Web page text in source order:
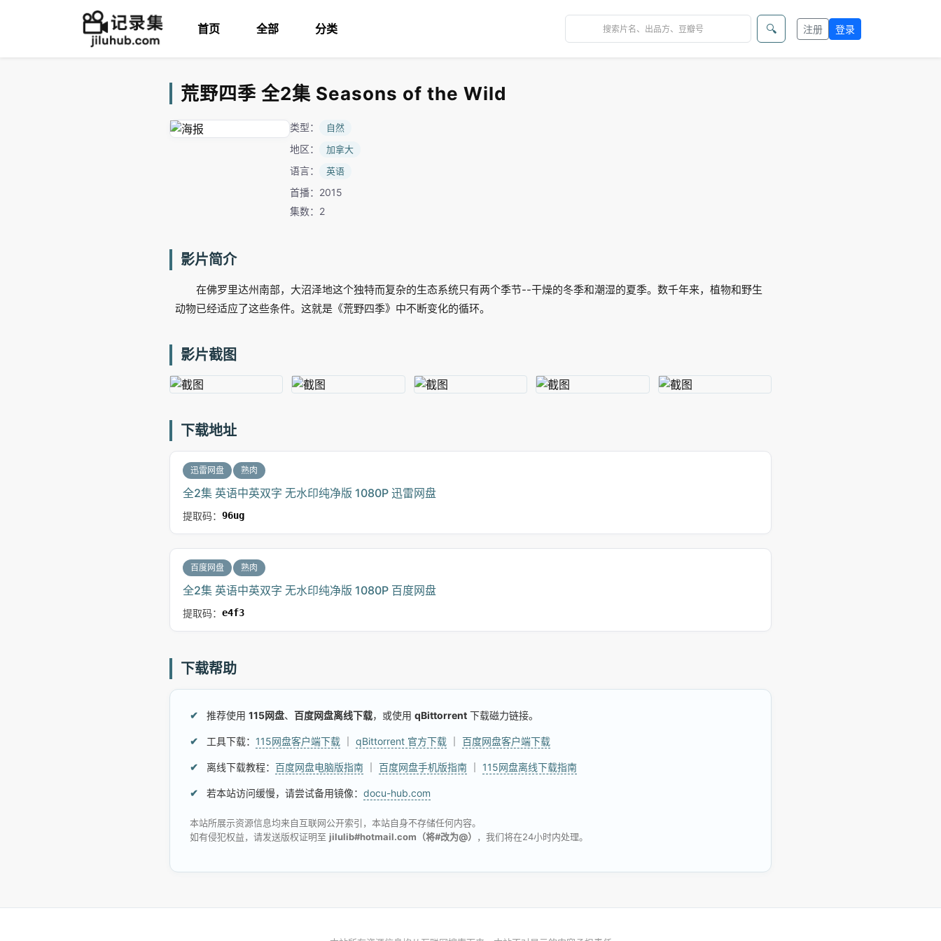
首页 全部 分类 🔍 注册 登录
荒野四季 全2集 Seasons of the Wild
类型： 自然
地区： 加拿大
语言： 英语
首播：2015
集数：2
影片简介
在佛罗里达州南部，大沼泽地这个独特而复杂的生态系统只有两个季节--干燥的冬季和潮湿的夏季。数千年来，植物和野生
动物已经适应了这些条件。这就是《荒野四季》中不断变化的循环。
影片截图
下载地址
迅雷网盘 熟肉
全2集 英语中英双字 无水印纯净版 1080P 迅雷网盘
提取码： 96ug
百度网盘 熟肉
全2集 英语中英双字 无水印纯净版 1080P 百度网盘
提取码： e4f3
下载帮助
推荐使用 115网盘、 百度网盘离线下载，或使用 qBittorrent 下载磁力链接。
工具下载： 115网盘客户端下载 qBittorrent 官方下载 百度网盘客户端下载
离线下载教程： 百度网盘电脑版指南 百度网盘手机版指南 115网盘离线下载指南
若本站访问缓慢，请尝试备用镜像： docu-hub.com
本站所展示资源信息均来自互联网公开索引，本站自身不存储任何内容。
如有侵犯权益，请发送版权证明至 jilulib#hotmail.com（将#改为@） ，我们将在24小时内处理。